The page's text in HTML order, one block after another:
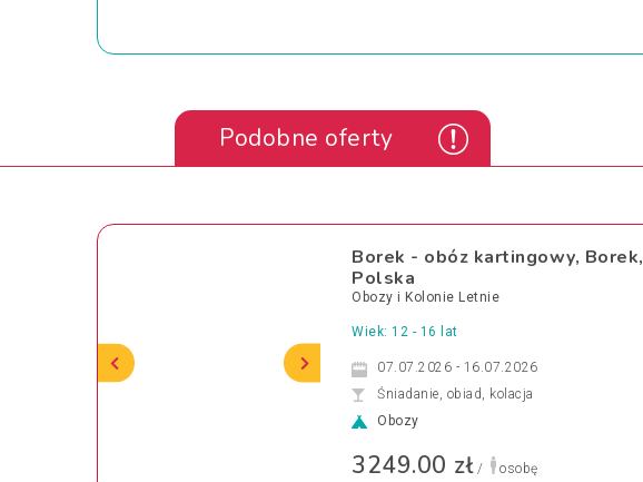
Podobne oferty
Borek - obóz kartingowy, Borek,
Polska
Obozy i Kolonie Letnie
Wiek: 12 - 16 lat
07.07.2026 - 16.07.2026
Śniadanie, obiad, kolacja
Obozy
3249.00 zł/ osobę